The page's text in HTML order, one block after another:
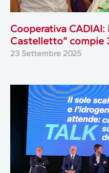
Cooperativa CADIAI:
Castelletto” compie
23 Settembre 2025